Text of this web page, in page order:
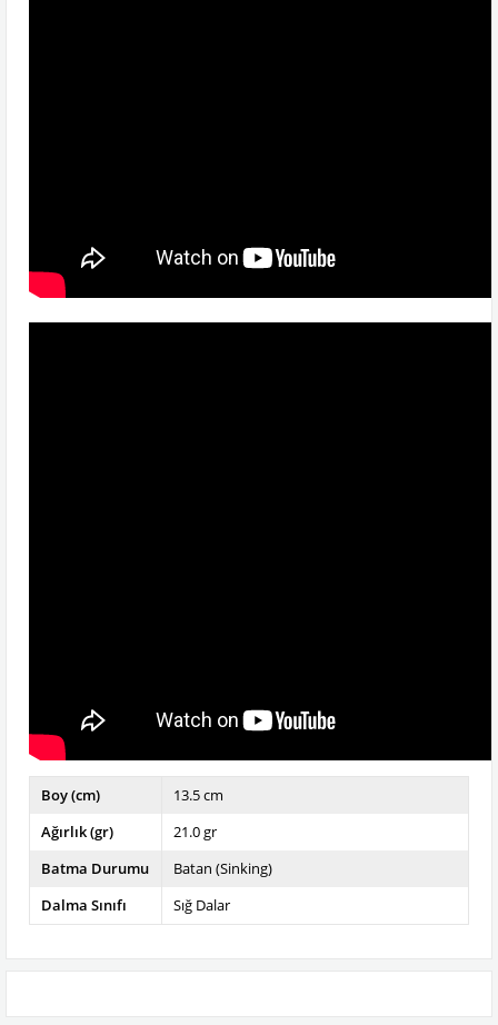
Boy (cm)
13.5 cm
Ağırlık (gr)
21.0 gr
Batma Durumu
Batan (Sinking)
Dalma Sınıfı
Sığ Dalar